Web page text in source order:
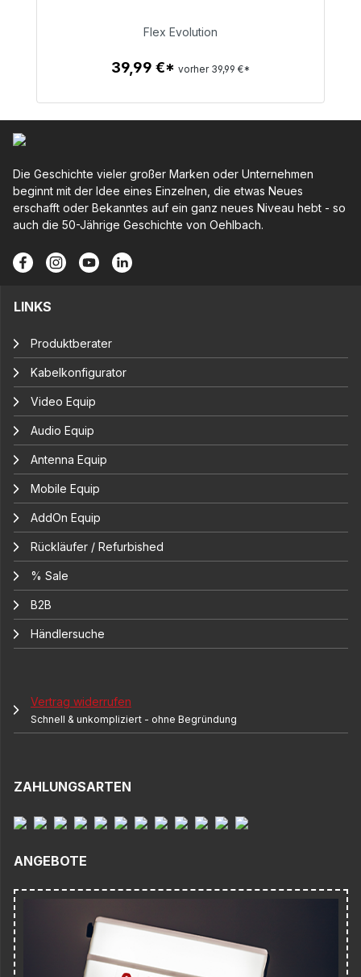
39,99 €
Flex Evolution
39,99 €* vorher 39,99 €*
Die Geschichte vieler großer Marken oder Unternehmen
beginnt mit der Idee eines Einzelnen, die etwas Neues
erschafft oder Bekanntes auf ein ganz neues Niveau hebt - so
auch die 50-Jährige Geschichte von Oehlbach.
LINKS
Produktberater
Kabelkonfigurator
Video Equip
Audio Equip
Antenna Equip
Mobile Equip
AddOn Equip
Rückläufer / Refurbished
% Sale
B2B
Händlersuche
Vertrag widerrufen
Schnell & unkompliziert - ohne Begründung
ZAHLUNGSARTEN
ANGEBOTE